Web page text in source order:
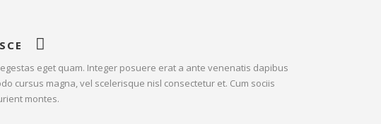
eget quam. Integer posuere erat a ante venenatis dapibus
cursus magna, vel scelerisque nisl consectetur et. Cum sociis
montes.